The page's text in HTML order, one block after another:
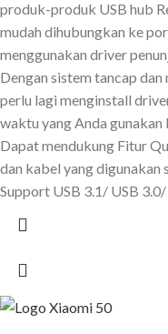
produk-produk USB hub
mudah dihubungkan ke
menggunakan driver
Dengan sistem tancap
perlu lagi menginstall
waktu yang Anda gunakan
Dapat mendukung Fitur
dan kabel yang digunakan
Support USB 3.1/ USB